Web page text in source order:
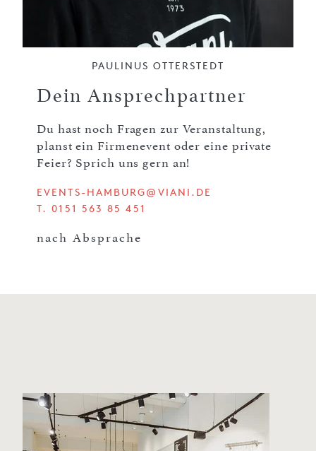
PAULINUS OTTERSTEDT
Dein Ansprechpartner
Du hast noch Fragen zur Veranstaltung,
planst ein Firmenevent oder eine private
Feier? Sprich uns gern an!
EVENTS-HAMBURG@VIANI.DE
T. 0151 563 85 451
nach Absprache